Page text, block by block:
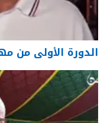
الدورة الأولى من